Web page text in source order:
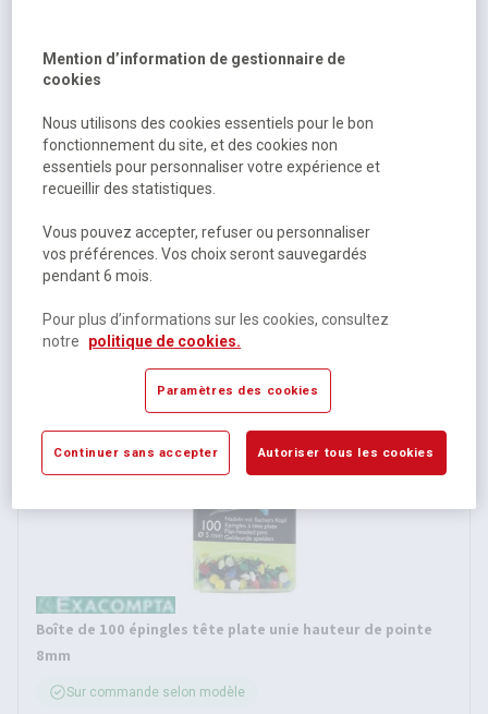
Boîte de 25 épingles push pins hauteur de pointe 7mm
Sur commande selon modèle
2 autres références
1,79 €HT
Boîte de 100 épingles tête plate unie hauteur de pointe
8mm
Sur commande selon modèle
Mention d’information de gestionnaire de
cookies
Nous utilisons des cookies essentiels pour le bon
fonctionnement du site, et des cookies non
essentiels pour personnaliser votre expérience et
recueillir des statistiques.
Vous pouvez accepter, refuser ou personnaliser
vos préférences. Vos choix seront sauvegardés
pendant 6 mois.
Pour plus d’informations sur les cookies, consultez
notre
politique de cookies.
Paramètres des cookies
Continuer sans accepter Autoriser tous les cookies